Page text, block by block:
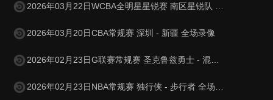
2026年03月22日WCBA全明星星锐赛 南区星锐队 - 北区星锐队 全场录像
2026年03月20日CBA常规赛 深圳 - 新疆 全场录像
2026年02月23日G联赛常规赛 圣克鲁兹勇士 - 混音 全场录像
2026年02月23日NBA常规赛 独行侠 - 步行者 全场录像